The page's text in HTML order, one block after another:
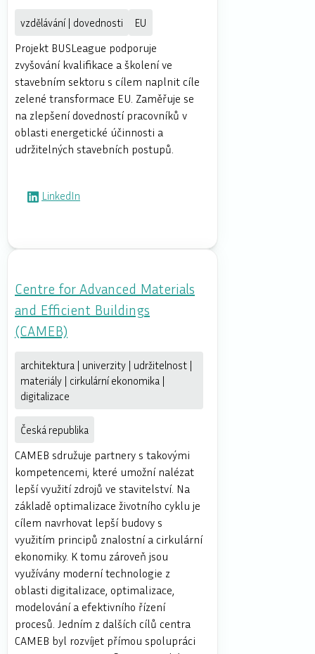
vzdělávání | dovednosti EU
Projekt BUSLeague podporuje
zvyšování kvalifikace a školení ve
stavebním sektoru s cílem naplnit cíle
zelené transformace EU. Zaměřuje se
na zlepšení dovedností pracovníků v
oblasti energetické účinnosti a
udržitelných stavebních postupů.
LinkedIn
Centre for Advanced Materials
and Efficient Buildings
(CAMEB)
architektura | univerzity | udržitelnost |
materiály | cirkulární ekonomika |
digitalizace
Česká republika
CAMEB sdružuje partnery s takovými
kompetencemi, které umožní nalézat
lepší využití zdrojů ve stavitelství. Na
základě optimalizace životního cyklu je
cílem navrhovat lepší budovy s
využitím principů znalostní a cirkulární
ekonomiky. K tomu zároveň jsou
využívány moderní technologie z
oblasti digitalizace, optimalizace,
modelování a efektivního řízení
procesů. Jedním z dalších cílů centra
CAMEB byl rozvíjet přímou spolupráci